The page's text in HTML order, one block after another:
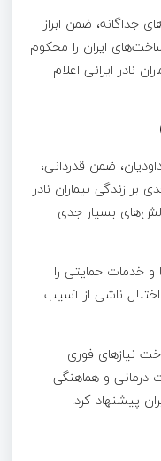
جداگانه، ضمن ابراز
ایران را محکوم
نادر ایرانی اعلام
ضمن قدردانی،
بر زندگی بیماران نادر
بسیار جدی
و خدمات حمایتی را
ناشی از آسیب
نیازهای فوری
درمانی و هماهنگی
پیشنهاد کرد.